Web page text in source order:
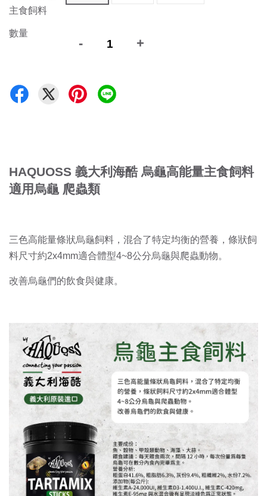
主食飼料
數量
- +
HAQUOSS 義大利海酷 烏龜高能量主食飼料
適用烏龜 爬蟲類
三色高能量條狀烏龜飼料，混合了特定均衡的營養，條狀飼
料尺寸約2x4mm適合體型4~8公分烏龜與爬蟲動物。
改善烏龜們的飲食與健康。